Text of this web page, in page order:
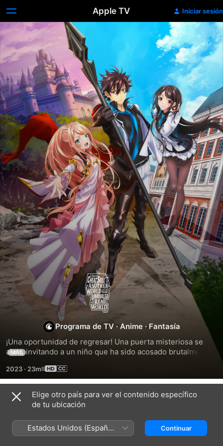
Apple TV Iniciar sesión
I
Got
a
Cheat
Skill
in
Another
Programa de TV · Anime · Fantasía
¡Una oportunidad de regresar! Una puerta misteriosa se
abre, invitando a un niño que ha sido acosado brutalmente
desconocido. Al otro lado se encuentra un tesoro de
artefactos invaluables y un mundo tan lleno de magia como
de monstruos. Sin embargo, la revelación más impactante
es que puede llevarse consigo lo que quiera cuando
MÁS
2023 · 23m
Temporada 1
Elige otro país para ver el contenido específico
de tu ubicación
Estados Unidos (Español
México)
Continuar